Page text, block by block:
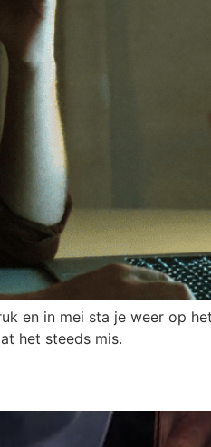
en in mei sta je weer op
het steeds mis.